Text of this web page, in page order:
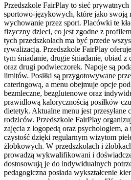
Przedszkole FairPlay to sieć
sportowo-językowych, które jako swoją
wychowanie przez sport. Placówki te
fizyczny dzieci, co jest zgodne z
tych przedszkolach ma być przede
rywalizacją. Przedszkole FairPlay
tym śniadanie, drugie śniadanie, obiad
oraz drugi podwieczorek. Napoje są
limitów. Posiłki są przygotowywane
cateringową, a menu obejmuje opcje
bezmleczne, bezglutenowe oraz
prawidłową kalorycznością posiłków
dietetyk. Aktualne menu jest przesyłane
rodziców. Przedszkole FairPlay
zajęcia z logopedą oraz psychologiem,
czystość dzięki regularnym wizytom
żłobkowych. W przedszkolach i
prowadzą wykwalifikowani i
dostosowują je do indywidualnych
pedagogiczna posiada wykształcenie